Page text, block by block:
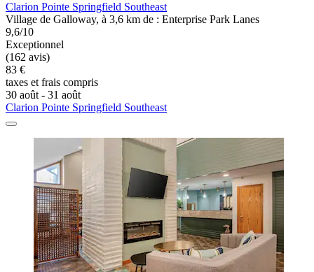
Clarion Pointe Springfield Southeast
Village de Galloway, à 3,6 km de : Enterprise Park Lanes
9,6/10
Exceptionnel
(162 avis)
83 €
taxes et frais compris
30 août - 31 août
Clarion Pointe Springfield Southeast